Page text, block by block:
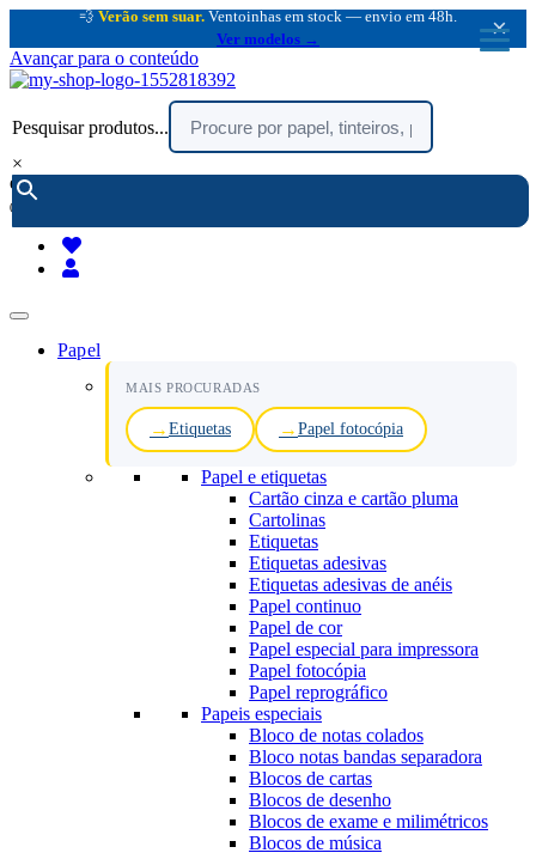
💨 Verão sem suar. Ventoinhas em stock — envio em 48h.
Ver modelos →
×
Avançar para o conteúdo
Pesquisar produtos...
×
encomendar por telefone :
(chamada rede fixa nacional)
Papel
MAIS PROCURADAS
Etiquetas Papel fotocópia
Papel e etiquetas
Cartão cinza e cartão pluma
Cartolinas
Etiquetas
Etiquetas adesivas
Etiquetas adesivas de anéis
Papel continuo
Papel de cor
Papel especial para impressora
Papel fotocópia
Papel reprográfico
Papeis especiais
Bloco de notas colados
Bloco notas bandas separadora
Blocos de cartas
Blocos de desenho
Blocos de exame e milimétricos
Blocos de música